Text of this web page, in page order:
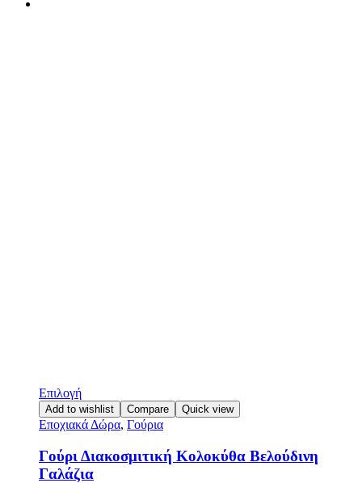
Επιλογή
Add to wishlist Compare Quick view
Εποχιακά Δώρα, Γούρια
Γούρι Διακοσμιτική Κολοκύθα Βελούδινη
Γαλάζια